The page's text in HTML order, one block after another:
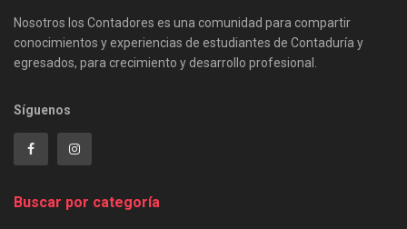
Nosotros los Contadores es una comunidad para compartir
conocimientos y experiencias de estudiantes de Contaduría y
egresados, para crecimiento y desarrollo profesional.
Síguenos
Buscar por categoría